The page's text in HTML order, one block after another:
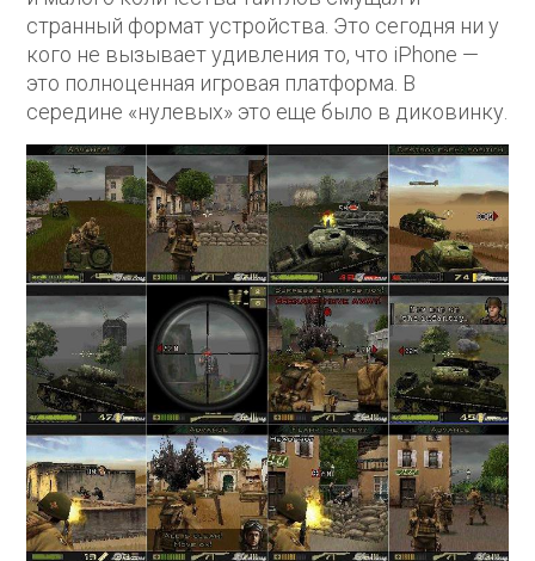
странный формат устройства. Это сегодня ни у
кого не вызывает удивления то, что iPhone —
это полноценная игровая платформа. В
середине «нулевых» это еще было в диковинку.